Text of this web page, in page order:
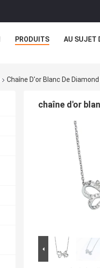
PRODUITS AU SUJET
Chaîne D'or Blanc De
chaîne d'or